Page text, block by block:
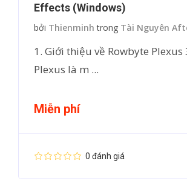
Effects (Windows)
bởi Thienminh trong Tài Nguyên
1. Giới thiệu về Rowbyte Plexus
Plexus là m ...
Miễn phí
0 đánh giá